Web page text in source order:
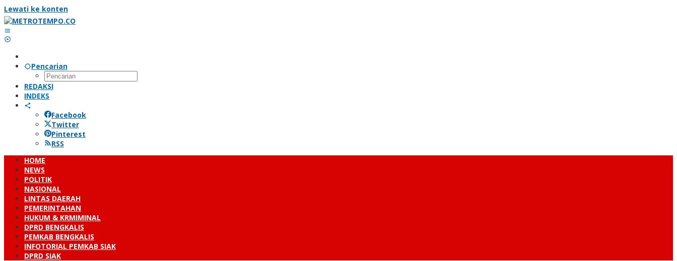
Lewati ke konten
Pencarian
REDAKSI
INDEKS
Facebook
Twitter
Pinterest
RSS
HOME
NEWS
POLITIK
NASIONAL
LINTAS DAERAH
PEMERINTAHAN
HUKUM & KRMIMINAL
DPRD BENGKALIS
PEMKAB BENGKALIS
INFOTORIAL PEMKAB SIAK
DPRD SIAK